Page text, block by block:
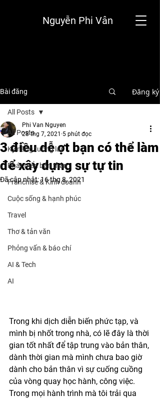
Nguyễn Phi Vân
Bài đăng Đăng ký
All Posts
Kỹ năng tương lai
Phát triển bản thân
Franchise & Kinh doanh
Cuộc sống & hạnh phúc
Travel
Thơ & tản văn
Phỏng vấn & báo chí
AI & Tech
AI
All Posts
3 điều dễ ợt bạn có thể làm
để xây dựng sự tự tin
Phi Van Nguyen
28 thg 7, 2021 5 phút đọc
Đã cập nhật:16 thg 8, 2021
Trong khi dịch diễn biến phức tạp, và
mình bị nhốt trong nhà, có lẽ đây là thời
gian tốt nhất để tập trung vào bản thân,
dành thời gian mà mình chưa bao giờ
dành cho bản thân vì sự cuống cuồng
của vòng quay học hành, công việc.
Trong mọi hành trình mà tôi trải qua